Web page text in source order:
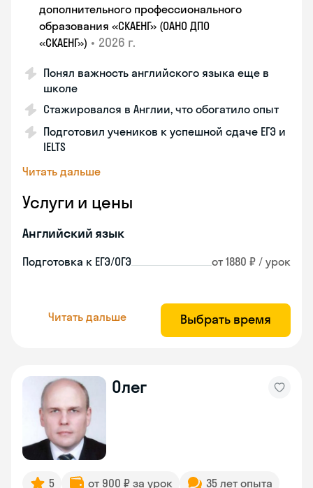
дополнительного профессионального
образования «СКАЕНГ» (ОАНО ДПО
«СКАЕНГ») • 2026 г.
Понял важность английского языка еще в
школе
Стажировался в Англии, что обогатило опыт
Подготовил учеников к успешной сдаче ЕГЭ и
IELTS
Читать дальше
Услуги и цены
Английский язык
Подготовка к ЕГЭ/ОГЭ от 1880 ₽ / урок
Читать дальше Выбрать время
Олег
5 от 900 ₽ за урок 35 лет опыта